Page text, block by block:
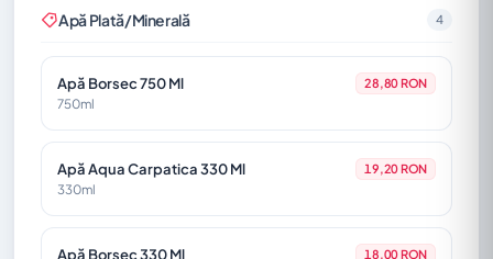
Apă Plată/Minerală 4
Apă Borsec 750 Ml 28,80 RON
750ml
Apă Aqua Carpatica 330 Ml 19,20 RON
330ml
Apă Borsec 330 Ml 18,00 RON